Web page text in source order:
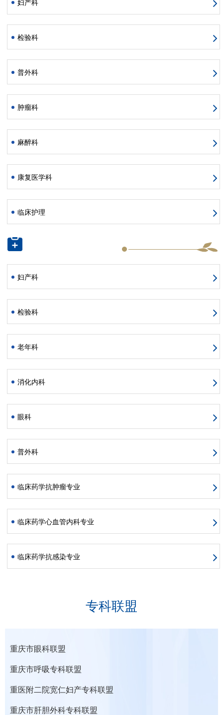
妇产科
检验科
普外科
肿瘤科
麻醉科
康复医学科
临床护理
妇产科
检验科
老年科
消化内科
眼科
普外科
临床药学抗肿瘤专业
临床药学心血管内科专业
临床药学抗感染专业
专科联盟
重庆市眼科联盟
重庆市呼吸专科联盟
重医附二院宽仁妇产专科联盟
重庆市肝胆外科专科联盟